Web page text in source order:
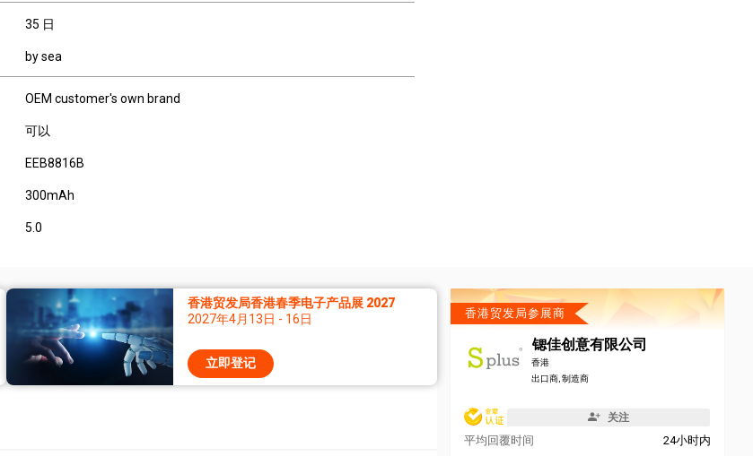
35 日
by sea
OEM customer's own brand
可以
EEB8816B
300mAh
5.0
香港贸发局香港春季电子产品展 2027
2027年4月13日 - 16日
立即登记
香港贸发局参展商
锶佳创意有限公司
香港
出口商, 制造商
关注
平均回覆时间 24小时内